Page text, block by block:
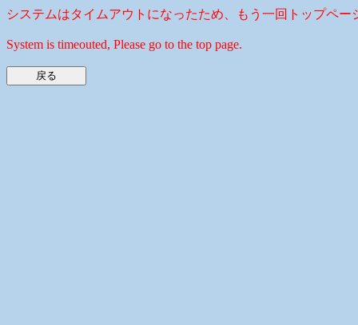
システムはタイムアウトになったため、もう一回トップペー
System is timeouted, Please go to the top page.